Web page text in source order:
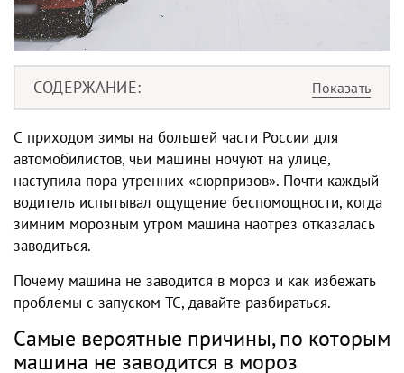
СОДЕРЖАНИЕ
С приходом зимы на большей части России для
автомобилистов, чьи машины ночуют на улице,
наступила пора утренних «сюрпризов». Почти каждый
водитель испытывал ощущение беспомощности, когда
зимним морозным утром машина наотрез отказалась
заводиться.
Почему машина не заводится в мороз и как избежать
проблемы с запуском ТС, давайте разбираться.
Самые вероятные причины, по которым
машина не заводится в мороз